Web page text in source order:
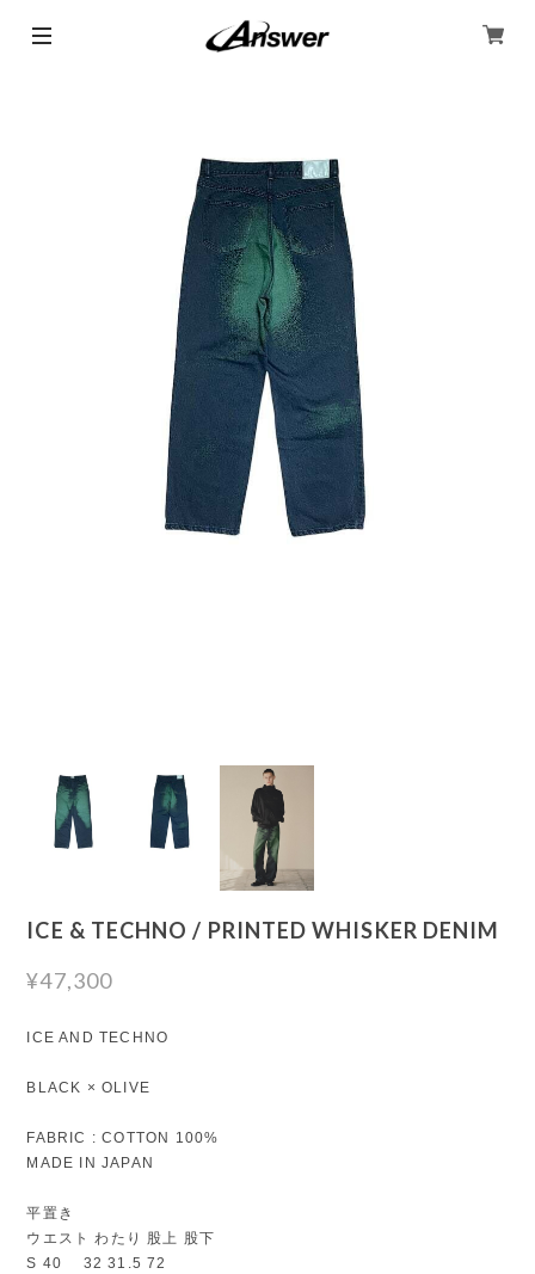
ICE & TECHNO / PRINTED WHISKER DENIM
¥47,300
ICE AND TECHNO
BLACK × OLIVE
FABRIC : COTTON 100%
MADE IN JAPAN
平置き
ウエスト わたり 股上 股下
S 40 32 31.5 72